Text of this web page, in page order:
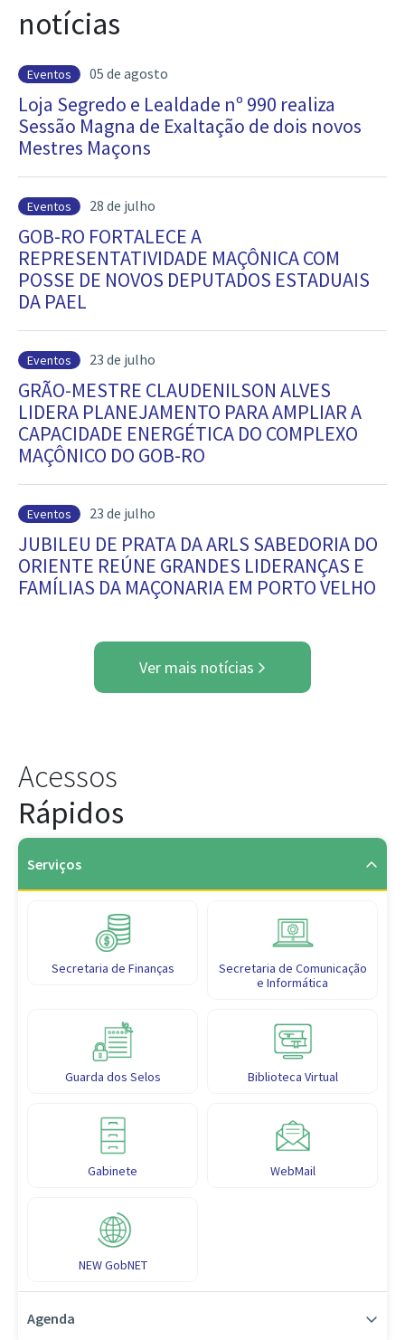
notícias
Eventos 05 de agosto
Loja Segredo e Lealdade nº 990 realiza
Sessão Magna de Exaltação de dois novos
Mestres Maçons
Eventos 28 de julho
GOB-RO FORTALECE A
REPRESENTATIVIDADE MAÇÔNICA COM
POSSE DE NOVOS DEPUTADOS ESTADUAIS
DA PAEL
Eventos 23 de julho
GRÃO-MESTRE CLAUDENILSON ALVES
LIDERA PLANEJAMENTO PARA AMPLIAR A
CAPACIDADE ENERGÉTICA DO COMPLEXO
MAÇÔNICO DO GOB-RO
Eventos 23 de julho
JUBILEU DE PRATA DA ARLS SABEDORIA DO
ORIENTE REÚNE GRANDES LIDERANÇAS E
FAMÍLIAS DA MAÇONARIA EM PORTO VELHO
Ver mais notícias
Acessos
Rápidos
Serviços
Secretaria de Finanças
Secretaria de Comunicação
e Informática
Guarda dos Selos Biblioteca Virtual
Gabinete WebMail
NEW GobNET
Agenda